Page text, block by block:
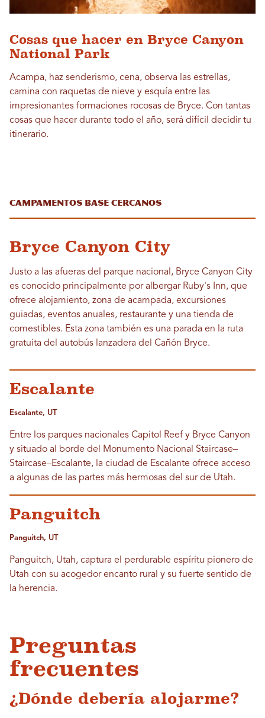
Cosas que hacer en Bryce Canyon
National Park
Acampa, haz senderismo, cena, observa las estrellas,
camina con raquetas de nieve y esquía entre las
impresionantes formaciones rocosas de Bryce. Con tantas
cosas que hacer durante todo el año, será difícil decidir tu
itinerario.
Campamentos base cercanos
Bryce Canyon City
Justo a las afueras del parque nacional, Bryce Canyon City
es conocido principalmente por albergar Ruby's Inn, que
ofrece alojamiento, zona de acampada, excursiones
guiadas, eventos anuales, restaurante y una tienda de
comestibles. Esta zona también es una parada en la ruta
gratuita del autobús lanzadera del Cañón Bryce.
Escalante
Escalante, UT
Entre los parques nacionales Capitol Reef y Bryce Canyon
y situado al borde del Monumento Nacional Staircase–
Staircase–Escalante, la ciudad de Escalante ofrece acceso
a algunas de las partes más hermosas del sur de Utah.
Panguitch
Panguitch, UT
Panguitch, Utah, captura el perdurable espíritu pionero de
Utah con su acogedor encanto rural y su fuerte sentido de
la herencia.
Preguntas
frecuentes
¿Dónde debería alojarme?